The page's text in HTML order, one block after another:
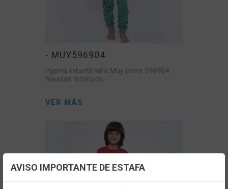
- MUY596904
Pijama infantil niña Muy Demi 596904
Navidad Interlock
VER MÁS
Configuración de cookies
AVISO IMPORTANTE DE ESTAFA